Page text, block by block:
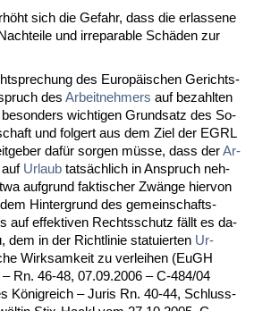
sich die Ge­fahr, dass die er­las­se­ne
und ir­re­pa­ra­ble Schäden zur
des Eu­ropäischen Ge­richts­
des Ar­beit­neh­mers auf be­zahl­ten
wich­ti­gen Grund­satz des So­
und fol­gert aus dem Ziel der EGRL
dafür sor­gen müsse, dass derAr­
Ur­laub tatsächlich in An­spruch neh­
auf­grund fak­ti­scher Zwänge hier­von
Hin­ter­grund des ge­mein­schafts­
auf ef­fek­ti­ven Rechts­schutz fällt es da­
dem in der Richt­li­nie sta­tu­ier­ten Ur­
Wirk­sam­keit zu ver­lei­hen (EuGH
Rn. 46-48, 07.09.2006 – C-484/04
König­reich – Ju­ris Rn. 40-44, Schluss­